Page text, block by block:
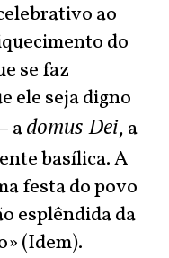
ao
do
se faz
ele seja digno
adomus Dei, a
basílica. A
festa do povo
esplêndida da
(Idem).